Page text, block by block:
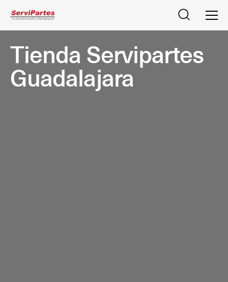
Buscar
Tienda Servipartes
Guadalajara